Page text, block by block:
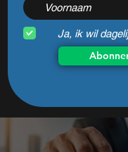
Ja, ik wil